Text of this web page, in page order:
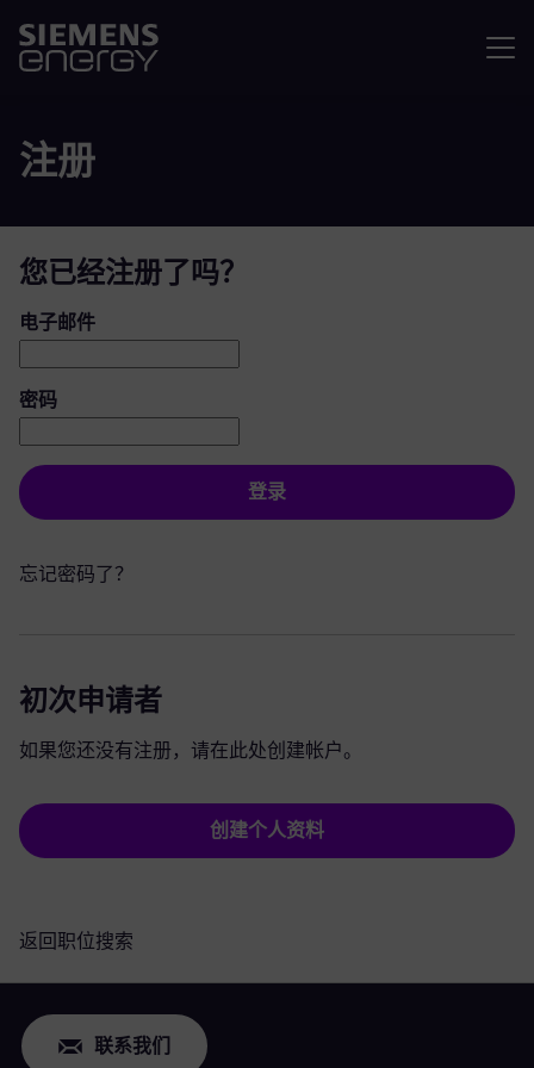
注册
您已经注册了吗？
登录：用户和密码
电子邮件
密码
登录
忘记密码了？
初次申请者
如果您还没有注册，请在此处创建帐户。
创建个人资料
返回职位搜索
联系我们